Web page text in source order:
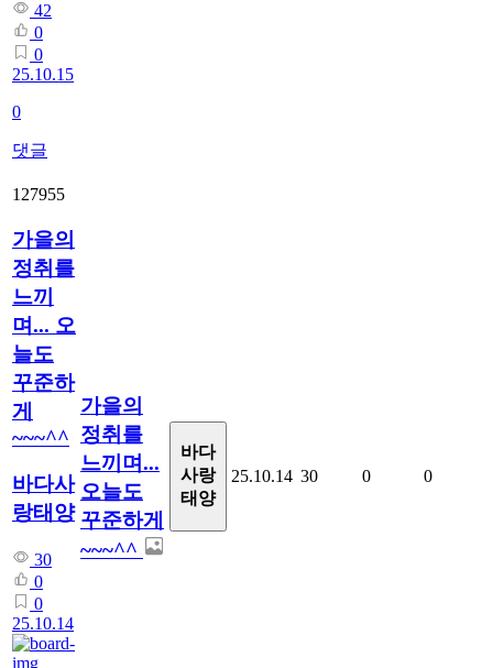
42
0
0
25.10.15
0
댓글
127955
가을의
정취를
느끼
며... 오
늘도
꾸준하
게
~~~^^
바다사
랑태양
30
0
0
25.10.14
가을의
정취를
느끼며...
오늘도
꾸준하게
~~~^^
바다
사랑
태양
25.10.14 30 0 0